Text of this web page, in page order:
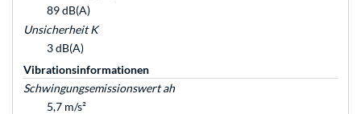
89 dB(A)
Unsicherheit K
3 dB(A)
Vibrationsinformationen
Schwingungsemissionswert ah
5,7 m/s²